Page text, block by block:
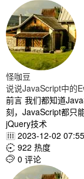
怪咖豆
说说JavaScript中的
前言 我们都知道
刻，JavaScript都只
jQuery技术
 2023-12-02 07:55
 922 热度
 0 评论